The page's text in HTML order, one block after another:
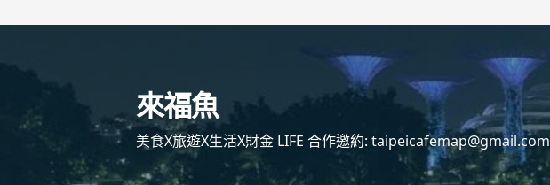
來福魚
美食X旅遊X生活X財金 LIFE 合作邀約: taipeicafemap@gmail.com